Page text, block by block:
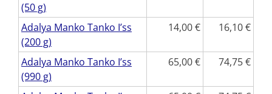
(50 g)
Adalya Manko Tanko I’ss
(200 g)
14,00 16,10
Adalya Manko Tanko I’ss
(990 g)
65,00 74,75